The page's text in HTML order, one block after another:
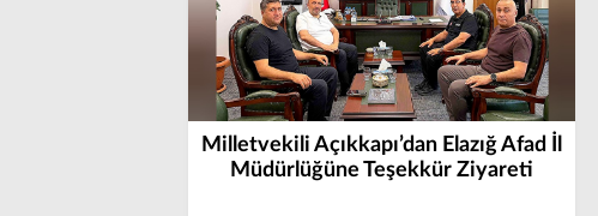
Milletvekili Açıkkapı’dan Elazığ Afad İl
Müdürlüğüne Teşekkür Ziyareti